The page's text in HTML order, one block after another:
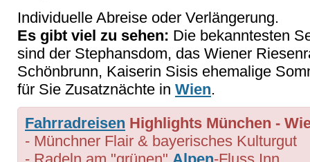
Individuelle Abreise oder Verlängerung.
Es gibt viel zu sehen: Die bekanntesten
sind der Stephansdom, das Wiener
Schönbrunn, Kaiserin Sisis ehemalige
für Sie Zusatznächte in Wien.
Fahrradreisen Highlights München -
- Münchner Flair & bayerisches Kulturgut